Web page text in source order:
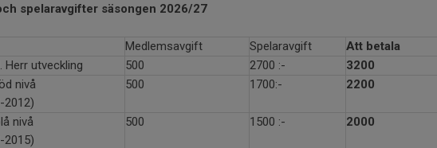
spelaravgifter säsongen 2026/27
Medlemsavgift Spelaravgift
Att betala
Herr utveckling
500 2700 :-
3200
nivå
2012)
500 1700:- 2200
nivå
2015)
500 1500 :- 2000